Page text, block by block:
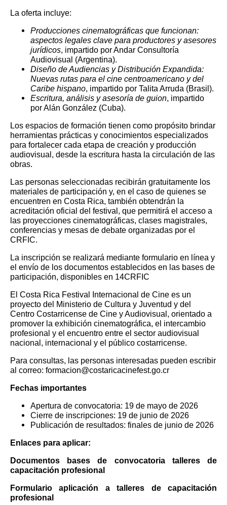
La oferta incluye:
Producciones cinematográficas que funcionan:
aspectos legales clave para productores y asesores
jurídicos, impartido por Andar Consultoría
Audiovisual (Argentina).
Diseño de Audiencias y Distribución Expandida:
Nuevas rutas para el cine centroamericano y del
Caribe hispano, impartido por Talita Arruda (Brasil).
Escritura, análisis y asesoría de guion, impartido
por Alán González (Cuba).
Los espacios de formación tienen como propósito brindar
herramientas prácticas y conocimientos especializados
para fortalecer cada etapa de creación y producción
audiovisual, desde la escritura hasta la circulación de las
obras.
Las personas seleccionadas recibirán gratuitamente los
materiales de participación y, en el caso de quienes se
encuentren en Costa Rica, también obtendrán la
acreditación oficial del festival, que permitirá el acceso a
las proyecciones cinematográficas, clases magistrales,
conferencias y mesas de debate organizadas por el
CRFIC.
La inscripción se realizará mediante formulario en línea y
el envío de los documentos establecidos en las bases de
participación, disponibles en 14CRFIC
El Costa Rica Festival Internacional de Cine es un
proyecto del Ministerio de Cultura y Juventud y del
Centro Costarricense de Cine y Audiovisual, orientado a
promover la exhibición cinematográfica, el intercambio
profesional y el encuentro entre el sector audiovisual
nacional, internacional y el público costarricense.
Para consultas, las personas interesadas pueden escribir
al correo: formacion@costaricacinefest.go.cr
Fechas importantes
Apertura de convocatoria: 19 de mayo de 2026
Cierre de inscripciones: 19 de junio de 2026
Publicación de resultados: finales de junio de 2026
Enlaces para aplicar:
Documentos bases de convocatoria talleres de
capacitación profesional
Formulario aplicación a talleres de capacitación
profesional